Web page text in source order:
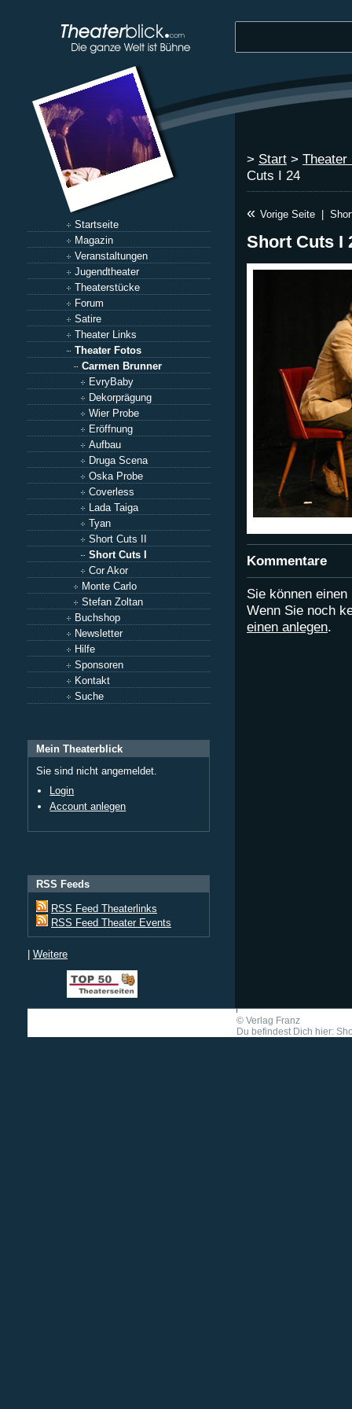
Startseite
Magazin
Veranstaltungen
Jugendtheater
Theaterstücke
Forum
Satire
Theater Links
Theater Fotos
Carmen Brunner
EvryBaby
Dekorprägung
Wier Probe
Eröffnung
Aufbau
Druga Scena
Oska Probe
Coverless
Lada Taiga
Tyan
Short Cuts II
Short Cuts I
Cor Akor
Monte Carlo
Stefan Zoltan
Buchshop
Newsletter
Hilfe
Sponsoren
Kontakt
Suche
Mein Theaterblick
Sie sind nicht angemeldet.
Login
Account anlegen
RSS Feeds
RSS Feed Theaterlinks
RSS Feed Theater Events
| Weitere
> Start > Theater
Cuts I 24
« Vorige Seite
Short Cuts I
Kommentare
Sie können
Wenn Sie noch
einen anlegen.
© Verlag Franz
Du befindest Dich hier: